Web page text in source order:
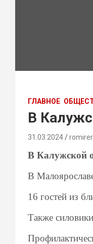
ГЛАВНОЕ
В
31.03.2024
В Калужской
В
16 гостей из
Также